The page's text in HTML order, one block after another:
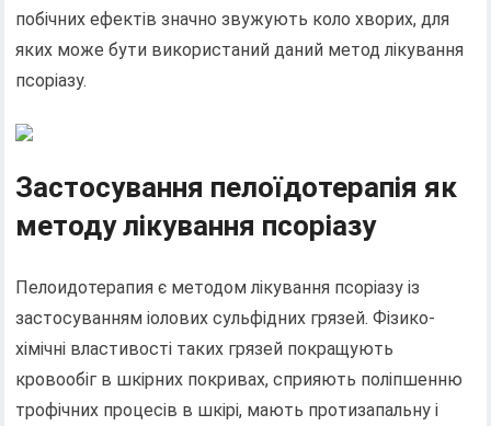
побічних ефектів значно звужують коло хворих, для
яких може бути використаний даний метод лікування
псоріазу.
Застосування пелоїдотерапія як
методу лікування псоріазу
Пелоидотерапия є методом лікування псоріазу із
застосуванням іолових сульфідних грязей. Фізико-
хімічні властивості таких грязей покращують
кровообіг в шкірних покривах, сприяють поліпшенню
трофічних процесів в шкірі, мають протизапальну і